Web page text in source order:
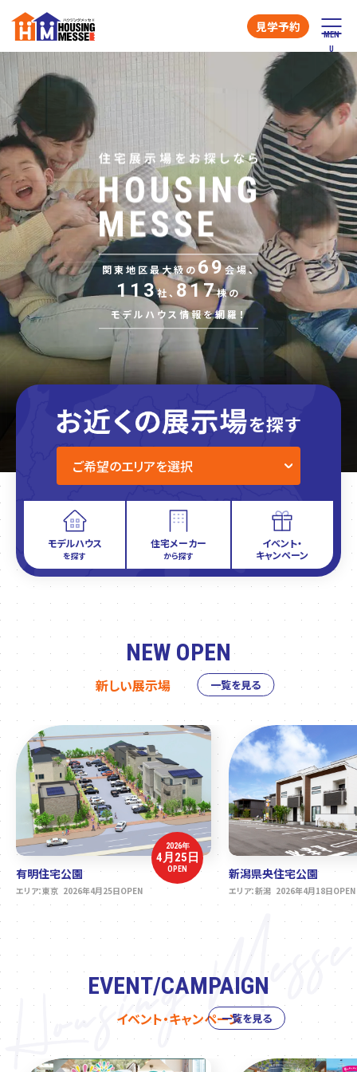
見学予約
関東地区最大級の69会場、
113社、 817棟の
モデルハウス情報を網羅！
モデルハウス
を探す
住宅メーカー
から探す
イベント・
キャンペーン
NEW OPEN
新しい展示場 一覧を見る
2026年
4月25日
OPEN
有明住宅公園
エリア：東京 2026年4月25日OPEN
新潟県央住宅公園
エリア：新潟 2026年4月18日OPEN
EVENT/CAMPAIGN
イベント・キャンペーン一覧を見る